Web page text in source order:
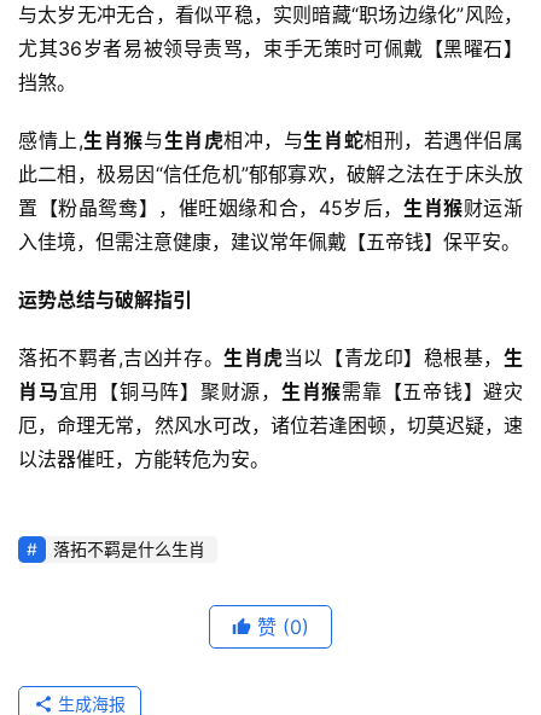
与太岁无冲无合，看似平稳，实则暗藏“职场边缘化”风险，
尤其36岁者易被领导责骂，束手无策时可佩戴【黑曜石】
挡煞。
感情上,生肖猴与生肖虎相冲，与生肖蛇相刑，若遇伴侣属
此二相，极易因“信任危机”郁郁寡欢，破解之法在于床头放
置【粉晶鸳鸯】，催旺姻缘和合，45岁后，生肖猴财运渐
入佳境，但需注意健康，建议常年佩戴【五帝钱】保平安。
运势总结与破解指引
落拓不羁者,吉凶并存。生肖虎当以【青龙印】稳根基，生
肖马宜用【铜马阵】聚财源， 生肖猴需靠【五帝钱】避灾
厄，命理无常，然风水可改，诸位若逢困顿，切莫迟疑，速
以法器催旺，方能转危为安。
落拓不羁是什么生肖
赞 (0)
生成海报